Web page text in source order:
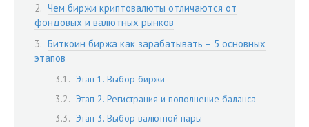
Чем биржи криптовалюты отличаются от
фондовых и валютных рынков
Биткоин биржа как зарабатывать – 5 основных
этапов
Этап 1. Выбор биржи
Этап 2. Регистрация и пополнение баланса
Этап 3. Выбор валютной пары